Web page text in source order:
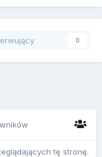
0
tę stronę.